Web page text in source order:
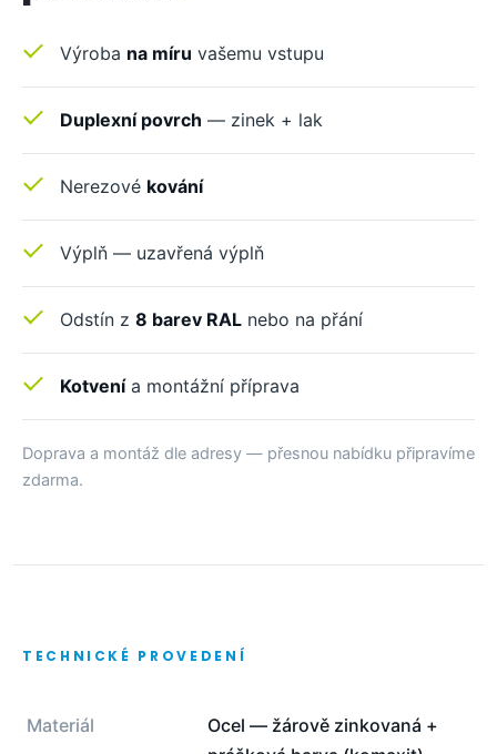
Výroba na míru vašemu vstupu
Duplexní povrch — zinek + lak
Nerezové kování
Výplň — uzavřená výplň
Odstín z 8 barev RAL nebo na přání
Kotvenía montážní příprava
Doprava a montáž dle adresy — přesnou nabídku připravíme
zdarma.
TECHNICKÉ PROVEDENÍ
Materiál
Ocel — žárově zinkovaná +